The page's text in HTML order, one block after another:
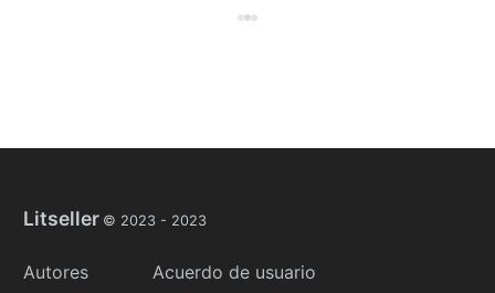
Litseller © 2023 - 2023
Autores Acuerdo de usuario